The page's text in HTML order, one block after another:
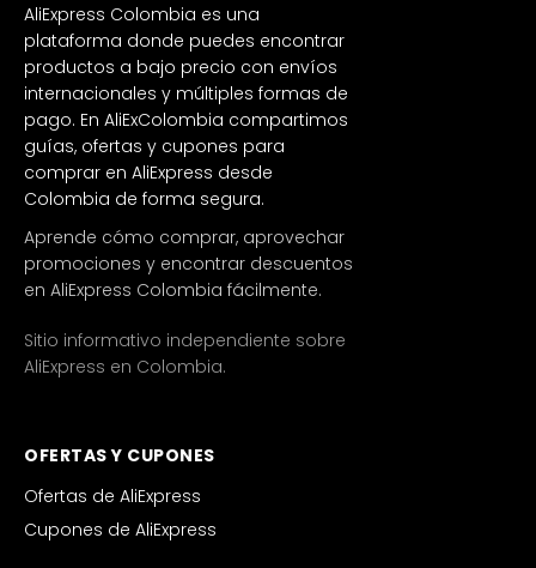
AliExpress Colombia es una
plataforma donde puedes encontrar
productos a bajo precio con envíos
internacionales y múltiples formas de
pago. En AliExColombia compartimos
guías, ofertas y cupones para
comprar en AliExpress desde
Colombia de forma segura.
Aprende cómo comprar, aprovechar
promociones y encontrar descuentos
en AliExpress Colombia fácilmente.
Sitio informativo independiente sobre
AliExpress en Colombia.
OFERTAS Y CUPONES
Ofertas de AliExpress
Cupones de AliExpress